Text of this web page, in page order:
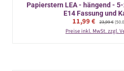
Papierstern LEA - hängend -
E14 Fassung und
Verkaufspreis:
11,99 € Regulärer
23,99 €
Preise inkl. MwSt. zzgl.